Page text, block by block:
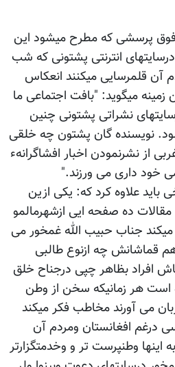
پرسشی که مطرح میشود این
انترنتی پشتونی که شب
آن قلمرسایی میکنند انعکاس
میگوید: "بافت اجتماعی ما
نشراتی پشتونی چنین
نویسنده گان پشتون چه خلقی
از نشرنمودن اخبار افشاگرانهء
خود داری می ورزند."
باید علاوه کرد که: یکی ازین
ده صفحه ایی ازشهرمالمو
میکند جناب حبیب الله غمخور می
قماشانش چه ازنوع طالبی
افراد بظاهر چپی درجناح خلق
است هر زمانیکه سخن از وطن
می آورند مخاطب فکر میکند
درغم افغانستان ومردم آن
وطنپرست تر و وخدمتگزارتر